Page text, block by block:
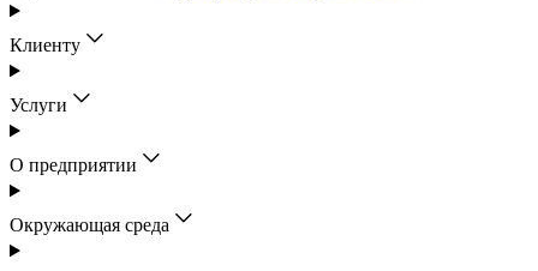
Клиенту
Услуги
О предприятии
Окружающая среда